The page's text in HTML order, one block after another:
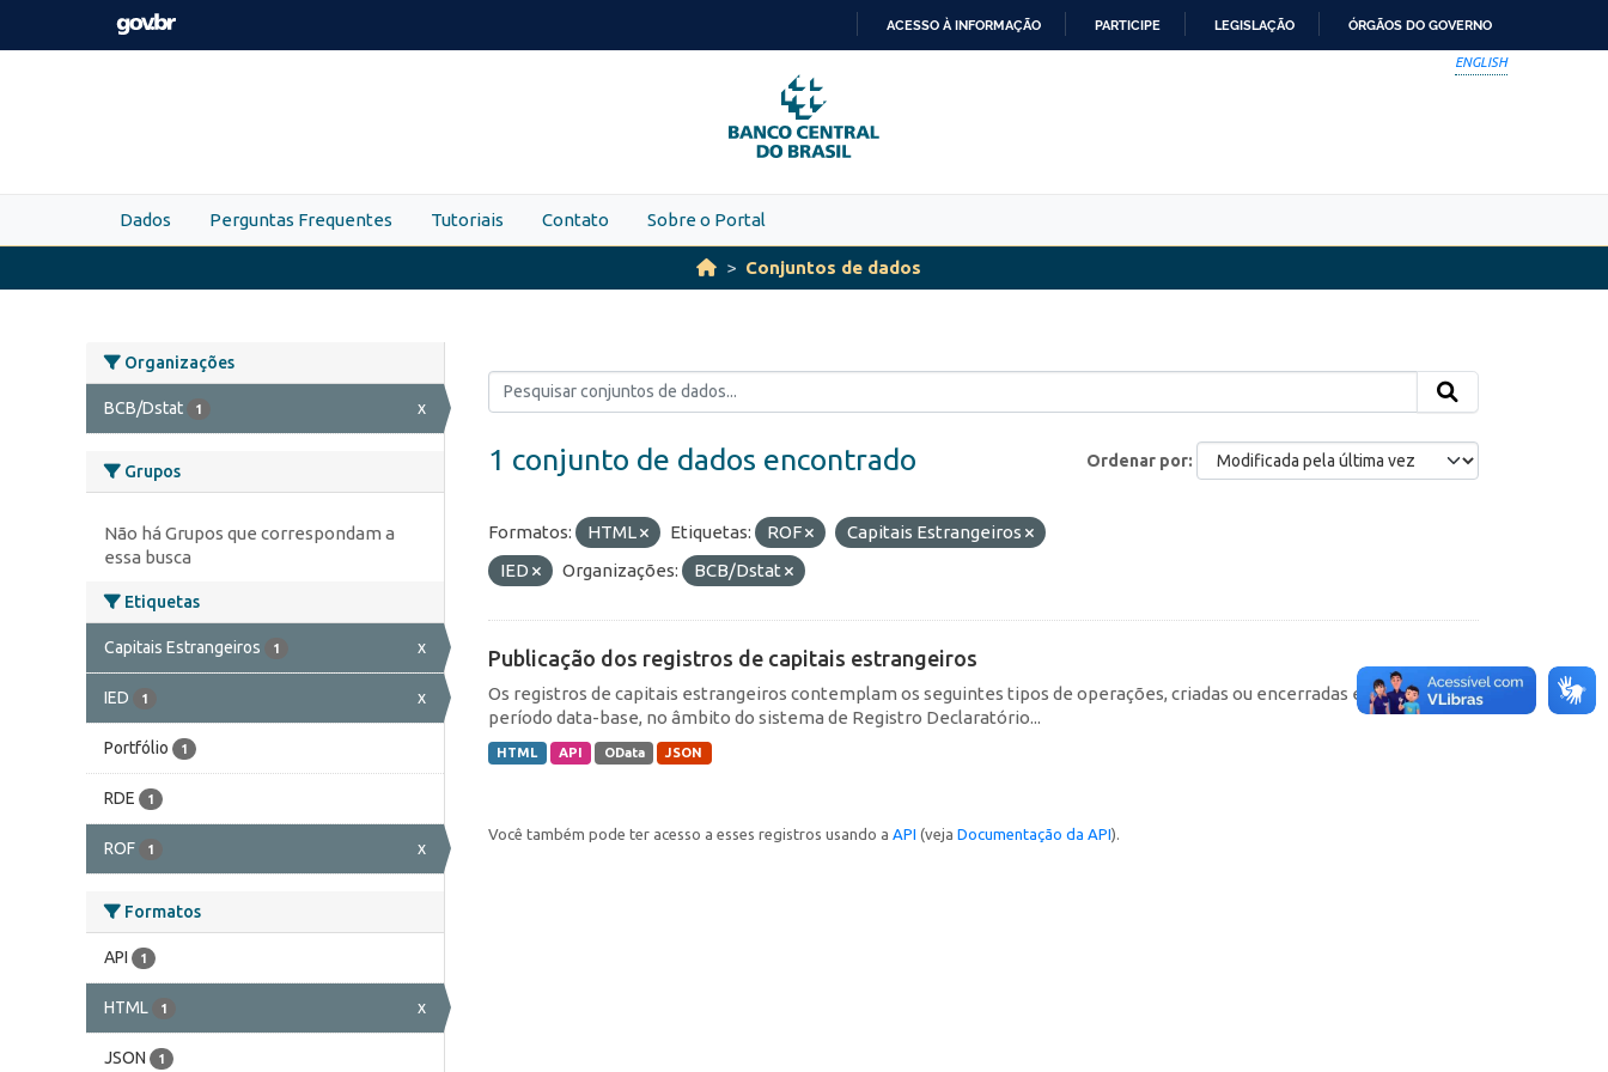
Skip to main content
PARA
O
CONTEÚDO
ACESSO À INFORMAÇÃO PARTICIPE LEGISLAÇÃO ÓRGÃOS DO GOVERNO
ENGLISH
Dados Perguntas Frequentes Tutoriais Contato Sobre o Portal
Conjuntos de dados
Organizações
BCB/Dstat 1 x
Grupos
Não há Grupos que correspondam a
essa busca
Etiquetas
Capitais Estrangeiros 1 x
IED 1 x
Portfólio 1
RDE 1
ROF 1 x
Formatos
API 1
HTML 1 x
JSON 1
Ordenar por
1 conjunto de dados encontrado
Formatos: HTML Etiquetas: ROF
Capitais Estrangeiros
IED
Organizações: BCB/Dstat
Publicação dos registros de capitais estrangeiros
Os registros de capitais estrangeiros contemplam os seguintes tipos de operações, criadas ou encerradas em cada
período data-base, no âmbito do sistema de Registro Declaratório...
HTML API OData JSON
Você também pode ter acesso a esses registros usando a API (veja Documentação da API).